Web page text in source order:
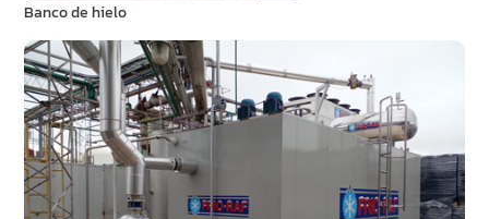
Banco de hielo